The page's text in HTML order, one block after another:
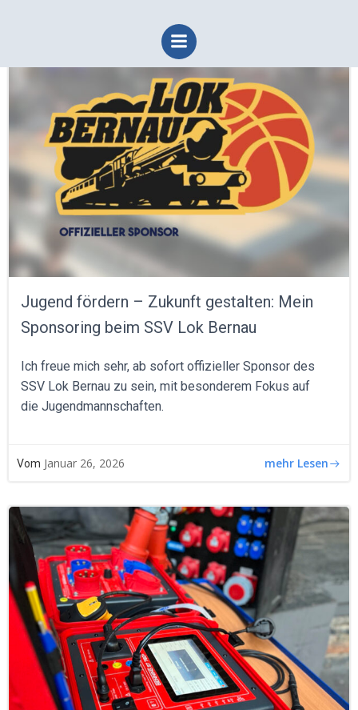
Inhalt
springen
Jugend fördern – Zukunft gestalten: Mein
Sponsoring beim SSV Lok Bernau
Ich freue mich sehr, ab sofort offizieller Sponsor des
SSV Lok Bernau zu sein, mit besonderem Fokus auf
die Jugendmannschaften.
Vom Januar 26, 2026 mehr Lesen